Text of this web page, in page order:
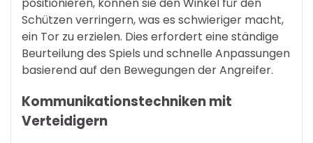
positionieren, können sie den Winkel für den
Schützen verringern, was es schwieriger macht,
ein Tor zu erzielen. Dies erfordert eine ständige
Beurteilung des Spiels und schnelle Anpassungen
basierend auf den Bewegungen der Angreifer.
Kommunikationstechniken mit
Verteidigern